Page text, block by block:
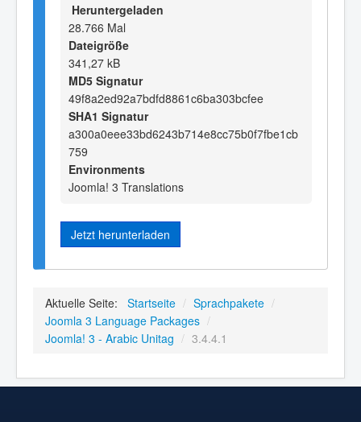
Heruntergeladen
28.766 Mal
Dateigröße
341,27 kB
MD5 Signatur
49f8a2ed92a7bdfd8861c6ba303bcfee
SHA1 Signatur
a300a0eee33bd6243b714e8cc75b0f7fbe1cb
759
Environments
Joomla! 3 Translations
Jetzt herunterladen
Aktuelle Seite: Startseite / Sprachpakete /
Joomla 3 Language Packages /
Joomla! 3 - Arabic Unitag / 3.4.4.1